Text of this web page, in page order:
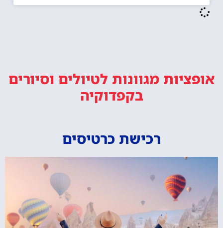
אופציות מגוונות לטיולים וסיורים
בקפדוקיה
רכישת כרטיסים